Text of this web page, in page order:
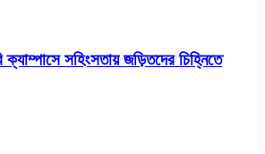
সহিংসতায় জড়িতদের চিহ্নিতে